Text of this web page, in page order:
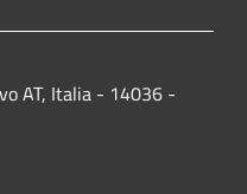
AT, Italia - 14036 -